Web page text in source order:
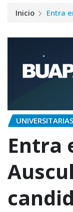
Inicio Entra
UNIVERSITARIAS
Entra